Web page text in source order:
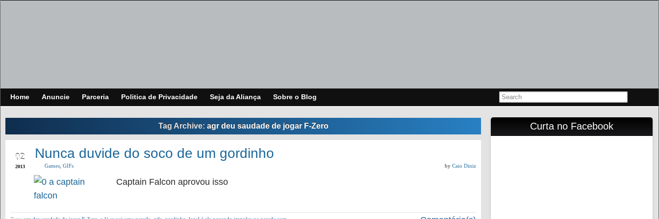
Home Anuncie Parceria Politica de Privacidade Seja da Aliança Sobre o Blog
Tag Archive: agr deu saudade de jogar F-Zero
02
2013
Nunca duvide do soco de um gordinho
Games GIFs by Caio Diniz
Captain Falcon aprovou isso
Curta no Facebook